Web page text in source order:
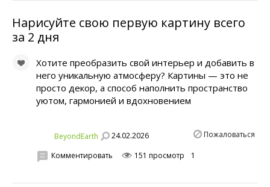
Нарисуйте свою первую картину всего
за 2 дня
Хотите преобразить свой интерьер и добавить в
него уникальную атмосферу? Картины — это не
просто декор, а способ наполнить пространство
уютом, гармонией и вдохновением
BeyondEarth 24.02.2026 Пожаловаться
Комментировать 151 просмотр 1